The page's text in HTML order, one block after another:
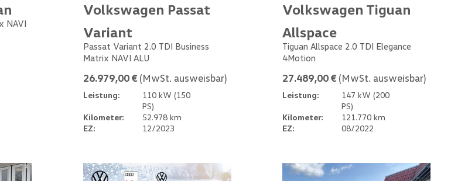
NAVI
Volkswagen Passat
Variant
Passat Variant 2.0 TDI Business
Matrix NAVI ALU
26.979,00 € (MwSt. ausweisbar)
Leistung:
110 kW (150
PS)
Kilometer:
52.978 km
EZ:
12/2023
Volkswagen Tiguan
Allspace
Tiguan Allspace 2.0 TDI Elegance
4Motion
27.489,00 € (MwSt. ausweisbar)
Leistung:
147 kW (200
PS)
Kilometer:
121.770 km
EZ:
08/2022